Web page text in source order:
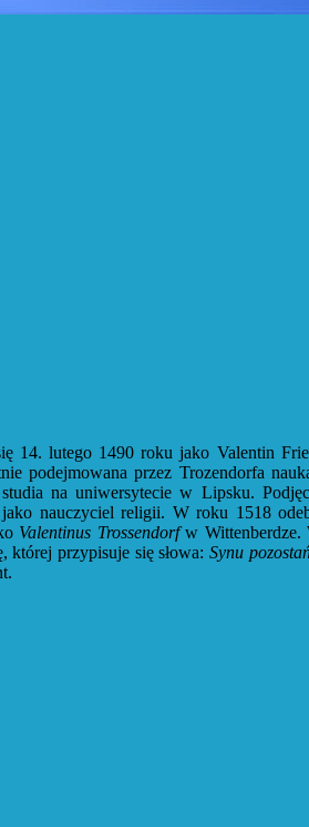
14. lutego 1490 roku jako Valentin
podejmowana przez Trozendorfa
na uniwersytecie w Lipsku.
nauczyciel religii. W roku 1518
Valentinus Trossendorfw Wittenberdze.
której przypisuje się słowa: Synu